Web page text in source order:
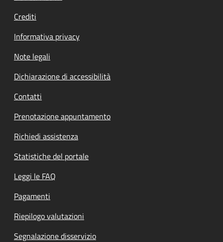
Crediti
Informativa privacy
Note legali
Dichiarazione di accessibilità
Contatti
Prenotazione appuntamento
Richiedi assistenza
Statistiche del portale
Leggi le FAQ
Pagamenti
Riepilogo valutazioni
Segnalazione disservizio